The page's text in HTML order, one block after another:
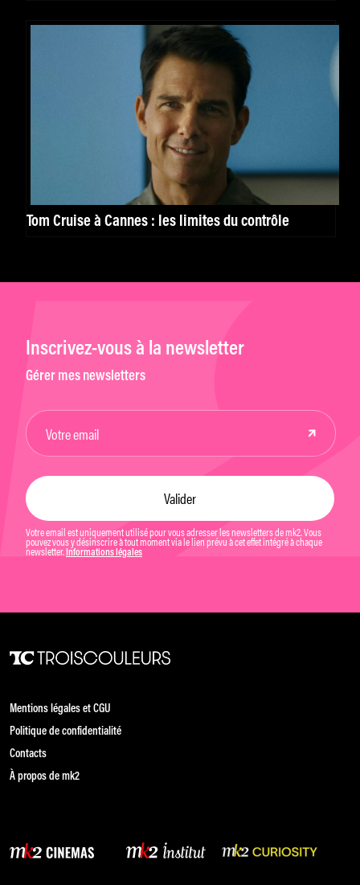
Tom Cruise à Cannes : les limites du contrôle
Inscrivez-vous à la newsletter
Gérer mes newsletters
Votre email est uniquement utilisé pour vous adresser les newsletters de mk2. Vous
pouvez vous y désinscrire à tout moment via le lien prévu à cet effet intégré à chaque
newsletter. Informations légales
Mentions légales et CGU
Politique de confidentialité
Contacts
À propos de mk2